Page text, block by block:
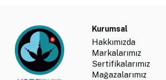
Kurumsal
Hakkımızda
Markalarımız
Sertifikalarımız
Mağazalarımız